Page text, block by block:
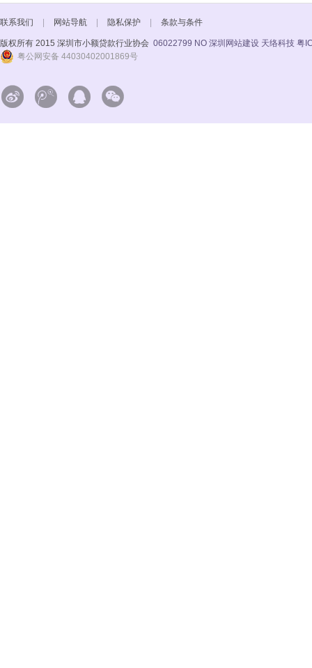
联系我们 网站导航 隐私保护 条款与条件
版权所有 2015 深圳市小额贷款行业协会 06022799 NO 深圳网站建设 天络科技 粤
粤公网安备 44030402001869号
   